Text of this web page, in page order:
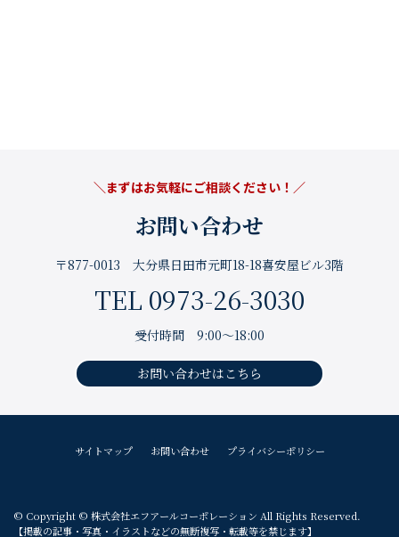
＼まずはお気軽にご相談ください！／
お問い合わせ
〒877-0013 大分県日田市元町18-18喜安屋ビル3階
TEL 0973-26-3030
受付時間 9:00～18:00
お問い合わせはこちら
サイトマップ お問い合わせ プライバシーポリシー
© Copyright © 株式会社エフアールコーポレーション All Rights Reserved.
【掲載の記事・写真・イラストなどの無断複写・転載等を禁じます】